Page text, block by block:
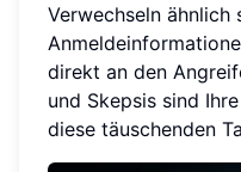
Verwechseln ähnlich
direkt an den
und Skepsis sind
diese täuschenden